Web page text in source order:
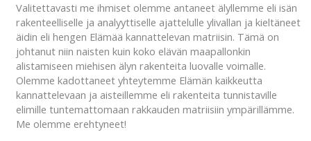
Valitettavasti me ihmiset olemme antaneet älyllemme eli isän
rakenteelliselle ja analyyttiselle ajattelulle ylivallan ja kieltäneet
äidin eli hengen Elämää kannattelevan matriisin. Tämä on
johtanut niin naisten kuin koko elävän maapallonkin
alistamiseen miehisen älyn rakenteita luovalle voimalle.
Olemme kadottaneet yhteytemme Elämän kaikkeutta
kannattelevaan ja aisteillemme eli rakenteita tunnistaville
elimille tuntemattomaan rakkauden matriisiin ympärillämme.
Me olemme erehtyneet!